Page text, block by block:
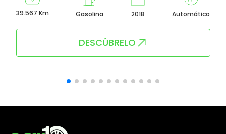
39.567 Km Gasolina 2018 Automático
DESCÚBRELO